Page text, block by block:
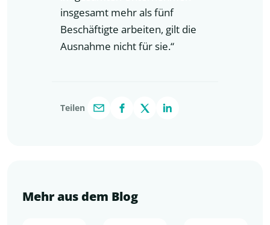
insgesamt mehr als fünf
Beschäftigte arbeiten, gilt die
Ausnahme nicht für sie.“
Teilen
Mehr aus dem Blog